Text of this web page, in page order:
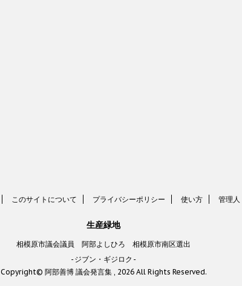
このサイトについて プライバシーポリシー 使い方 管理人
生産緑地
相模原市議会議員 阿部よしひろ 相模原市南区選出
-ジブン・ギジロク-
Copyright© 阿部善博 議会発言集 , 2026 All Rights Reserved.